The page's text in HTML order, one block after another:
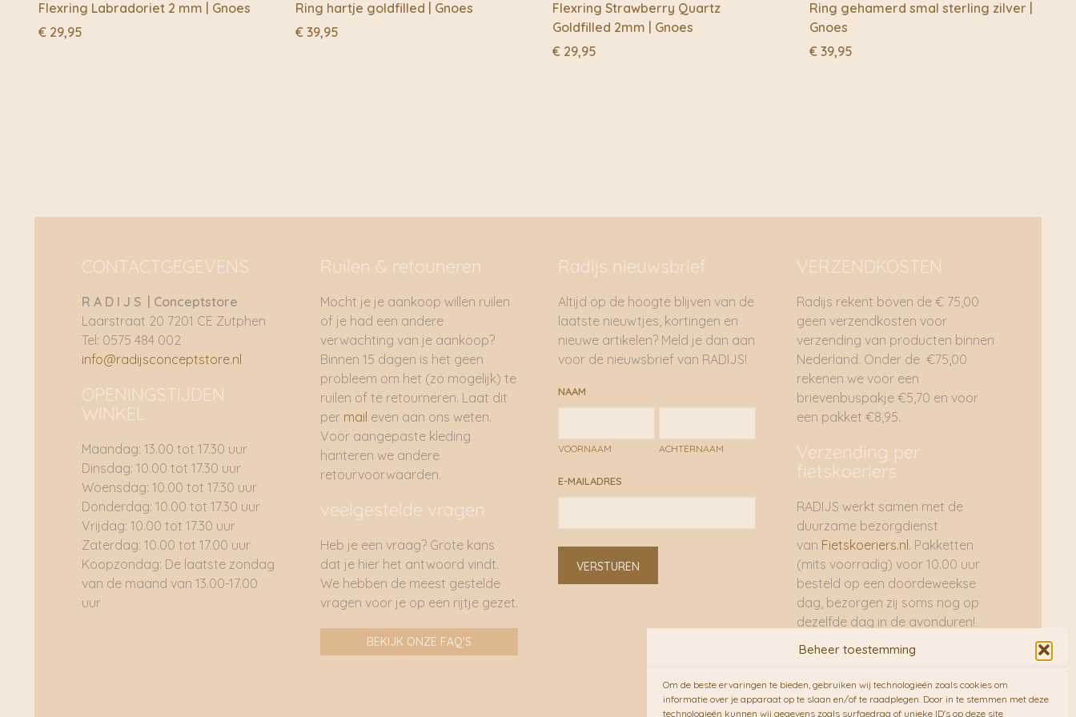
Beheer toestemming
Om de beste ervaringen te bieden, gebruiken wij technologieën zoals cookies om
informatie over je apparaat op te slaan en/of te raadplegen. Door in te stemmen met deze
technologieën kunnen wij gegevens zoals surfgedrag of unieke ID's op deze site
Flexring Labradoriet 2 mm | Gnoes
€ 29,95
Ring hartje goldfilled | Gnoes
€ 39,95
Flexring Strawberry Quartz
Goldfilled 2mm | Gnoes
€ 29,95
Ring gehamerd smal sterling zilver |
Gnoes
€ 39,95
CONTACTGEGEVENS
R A D I J S | Conceptstore
Laarstraat 20 7201 CE Zutphen
Tel: 0575 484 002
info@radijsconceptstore.nl
OPENINGSTIJDEN
WINKEL
Maandag: 13.00 tot 17.30 uur
Dinsdag: 10.00 tot 17.30 uur
Woensdag: 10.00 tot 17.30 uur
Donderdag: 10.00 tot 17.30 uur
Vrijdag: 10.00 tot 17.30 uur
Zaterdag: 10.00 tot 17.00 uur
Koopzondag: De laatste zondag
van de maand van 13.00-17.00
uur
Ruilen & retouneren
Mocht je je aankoop willen ruilen
of je had een andere
verwachting van je aankoop?
Binnen 15 dagen is het geen
probleem om het (zo mogelijk) te
ruilen of te retourneren. Laat dit
permail even aan ons weten.
Voor aangepaste kleding
hanteren we andere
retourvoorwaarden.
veelgestelde vragen
Heb je een vraag? Grote kans
dat je hier het antwoord vindt.
We hebben de meest gestelde
vragen voor je op een rijtje gezet.
BEKIJK ONZE FAQ'S
Radijs nieuwsbrief
Altijd op de hoogte blijven van de
laatste nieuwtjes, kortingen en
nieuwe artikelen? Meld je dan aan
voor de nieuwsbrief van RADIJS!
NAAM
VOORNAAM ACHTERNAAM
E-MAILADRES
VERSTUREN
VERZENDKOSTEN
Radijs rekent boven de € 75,00
geen verzendkosten voor
verzending van producten binnen
Nederland. Onder de €75,00
rekenen we voor een
brievenbuspakje €5,70 en voor
een pakket €8,95.
Verzending per
fietskoeriers
RADIJS werkt samen met de
duurzame bezorgdienst
van Fietskoeriers.nl . Pakketten
(mits voorradig) voor 10.00 uur
besteld op een doordeweekse
dag, bezorgen zij soms nog op
dezelfde dag in de avonduren!
Brievenbuspakjes de volgende
dag. En waar mogelijk ook echt
op de fiets!!